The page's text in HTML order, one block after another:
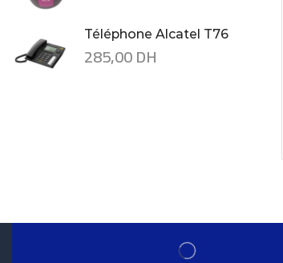
Téléphone Alcatel T76
285,00DH